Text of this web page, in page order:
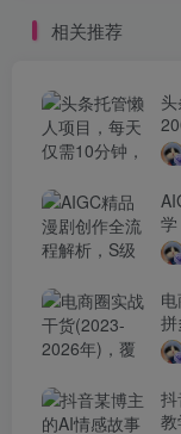
相关推荐